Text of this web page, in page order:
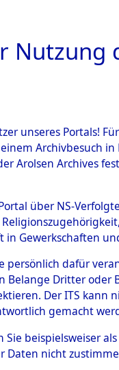
0024
unseres Portals!
Archivbesuch
Arolsen Archives
über NS-
Gewerkschaften
persönlich dafür
Belange Dritter
Der ITS
gemacht
Sie beispielsweiser
Daten nicht